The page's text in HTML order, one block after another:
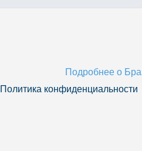
Подробнее о
Политика конфиденциальности